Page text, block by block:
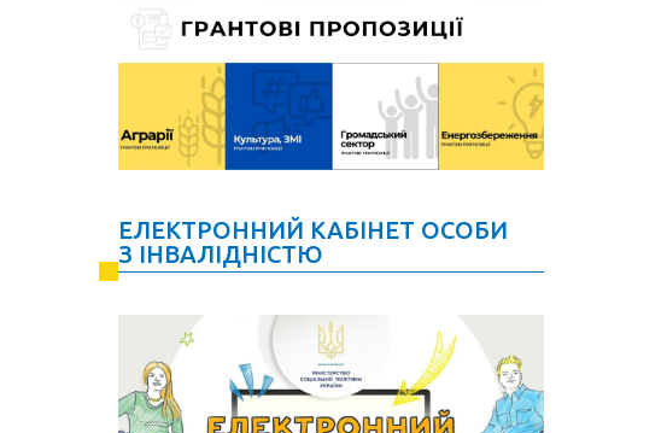
ЕЛЕКТРОННИЙ КАБІНЕТ ОСОБИ
З ІНВАЛІДНІСТЮ